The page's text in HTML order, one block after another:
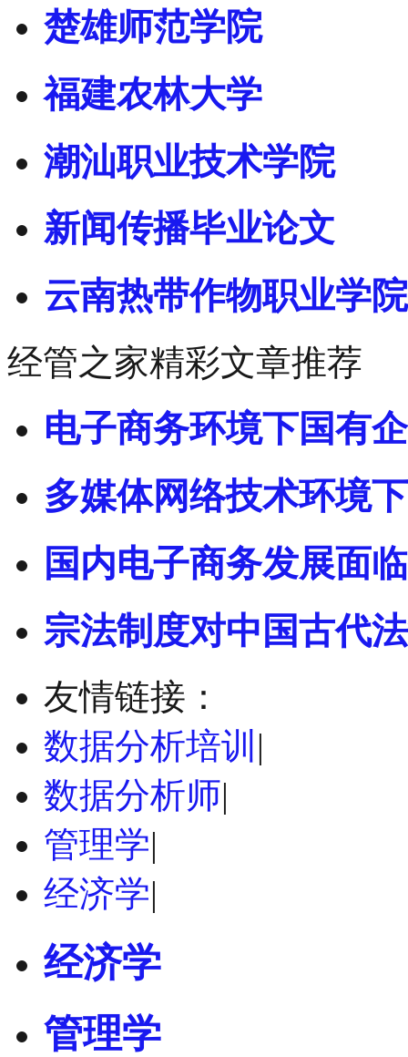
楚雄师范学院
福建农林大学
潮汕职业技术学院
新闻传播毕业论文
云南热带作物职业学院
经管之家精彩文章推荐
电子商务环境下国有
多媒体网络技术环境
国内电子商务发展面
宗法制度对中国古代
友情链接：
数据分析培训 |
数据分析师|
管理学|
经济学|
经济学
管理学